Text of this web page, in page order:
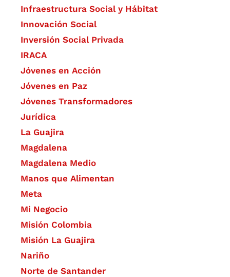
Infraestructura Social y Hábitat
​Innovación Social
Inversión Social Privada
IRACA
Jóvenes en Acción
Jóvenes en Paz
Jóvenes Transformadores
Jurídica
La Guajira
Magdalena
Magdalena Medio
Manos que Alimentan
Meta
Mi Negocio
Misión Colombia
Misión La Guajira
Nariño
Norte de Santander